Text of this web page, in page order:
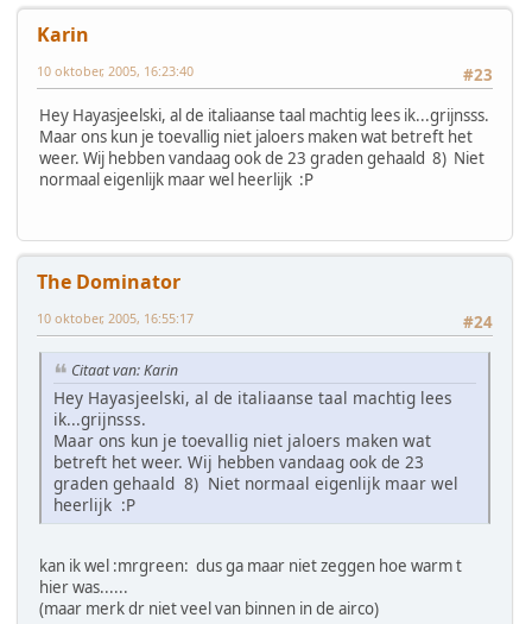
Karin
#23
10 oktober, 2005, 16:23:40
Hey Hayasjeelski, al de italiaanse taal machtig lees ik...grijnsss.
Maar ons kun je toevallig niet jaloers maken wat betreft het
weer. Wij hebben vandaag ook de 23 graden gehaald 8) Niet
normaal eigenlijk maar wel heerlijk :P
The Dominator
#24
10 oktober, 2005, 16:55:17
Citaat van: Karin
Hey Hayasjeelski, al de italiaanse taal machtig lees
ik...grijnsss.
Maar ons kun je toevallig niet jaloers maken wat
betreft het weer. Wij hebben vandaag ook de 23
graden gehaald 8) Niet normaal eigenlijk maar wel
heerlijk :P
kan ik wel :mrgreen: dus ga maar niet zeggen hoe warm t
hier was......
(maar merk dr niet veel van binnen in de airco)